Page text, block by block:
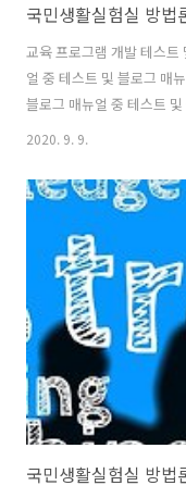
국민생활실험실 방법
교육 프로그램 개발 테스트
얼 중 테스트 및 블로그 매
블로그 매뉴얼 중 테스트
중 테스트 및 블로그 매뉴얼
2020. 9. 9.
국민생활실험실 방법